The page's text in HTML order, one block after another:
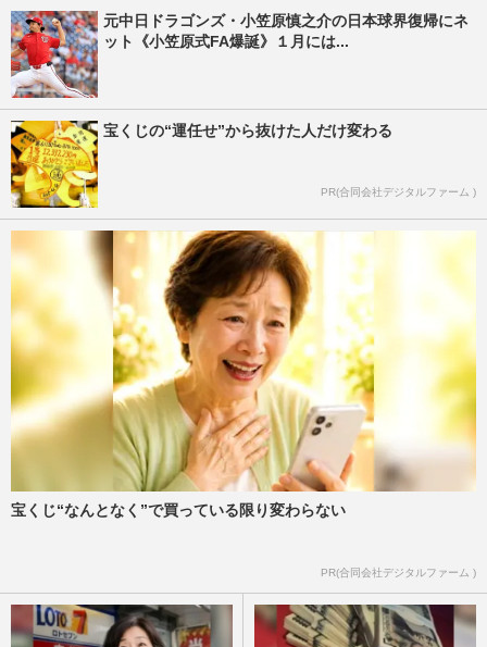
元中日ドラゴンズ・小笠原慎之介の日本球界復帰にネ
ット《小笠原式FA爆誕》１月には...
宝くじの“運任せ”から抜けた人だけ変わる
PR(合同会社デジタルファーム )
宝くじ“なんとなく”で買っている限り変わらない
PR(合同会社デジタルファーム )